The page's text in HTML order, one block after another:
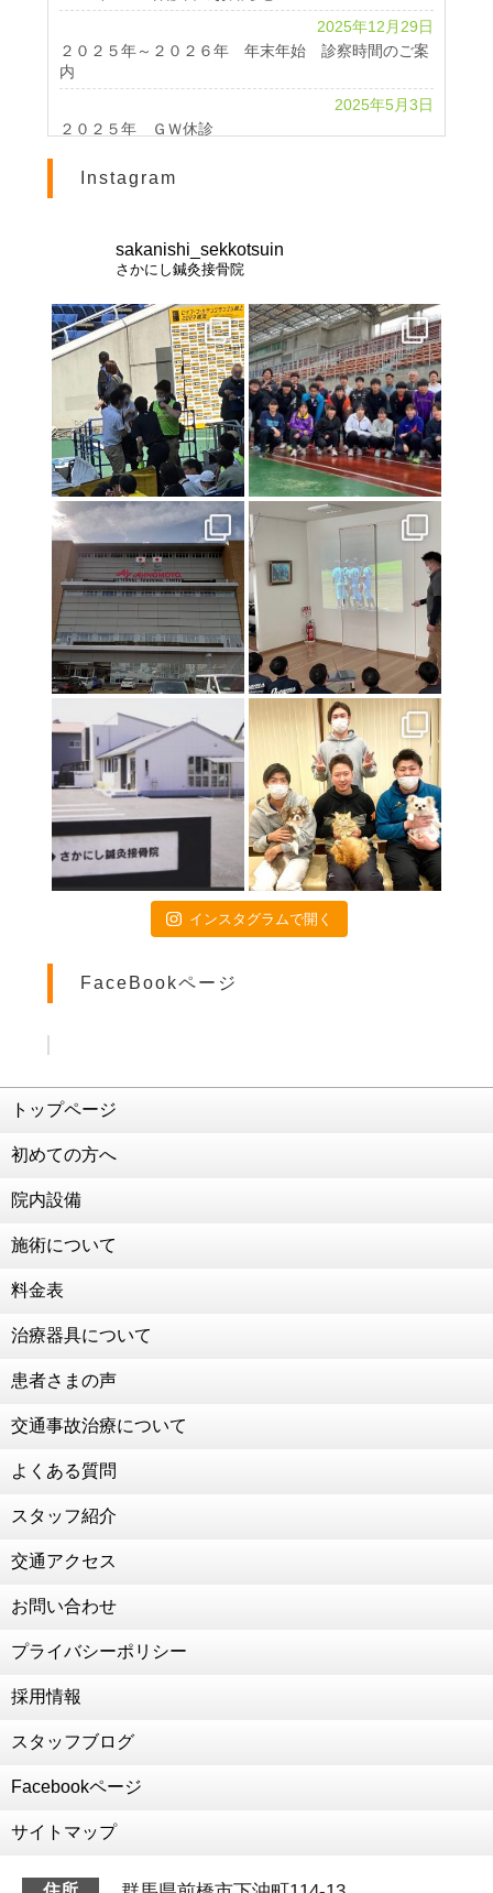
2025年12月29日
２０２５年～２０２６年 年末年始 診察時間のご案
内
2025年5月3日
２０２５年 ＧＷ休診
2024 GWのお知らせ
休診のお知らせ
北海道インターハイ２０２３ 棒高跳び 男女優勝
2023年2月28日
交通事故治療は《さかにし鍼灸接骨院》へ
2021年8月21日
お盆休みのお知らせ
2021年8月10日
インターハイ2021
2021年7月23日
東京オリンピック２０２０
2021年7月17日
初戦突破！！！
2021年7月9日
特別診療のお知らせ
2021年6月24日
関東高校陸上大会のトレーナー帯同に行ってきました❕
2021年6月18日
いよいよ開幕❗️
2021年4月16日
お子様連れの方へ
2021年4月15日
画伯シリーズ part3
交通事故治療は当院にお任せください
患者様のご活躍(^O^)／
2021年2月26日
交通事故治療 強化中！！！
こう見えて食べることが好きなんです笑
124年ぶりの節分
成人のお祝いをいただきました！
お子様連れの患者様も大歓迎！
２０２０年 ありがとうございました
年末年始のお知らせ
RUCOE RUN
細川先生がいらっしゃいました！
2020年6月15日
Instagram
sakanishi_sekkotsuin
さかにし鍼灸接骨院
インスタグラムで開く
FaceBookページ
トップページ
初めての方へ
院内設備
施術について
料金表
治療器具について
患者さまの声
交通事故治療について
よくある質問
スタッフ紹介
交通アクセス
お問い合わせ
プライバシーポリシー
採用情報
スタッフブログ
Facebookページ
サイトマップ